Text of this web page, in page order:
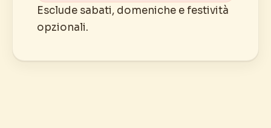
Esclude sabati, domeniche e festività
opzionali.